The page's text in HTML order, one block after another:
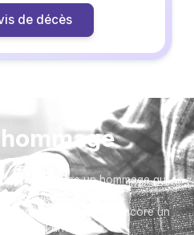
de décès
hommage
proche avec un hommage qui
:
plaque, un arbre, ou encore un
d'une photo.